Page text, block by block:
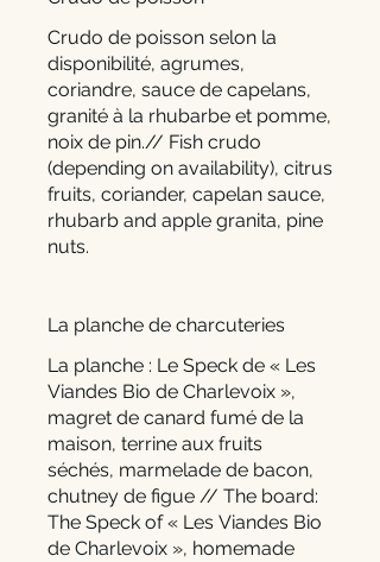
Crudo de poisson selon la
disponibilité, agrumes,
coriandre, sauce de capelans,
granité à la rhubarbe et pomme,
noix de pin.// Fish crudo
(depending on availability), citrus
fruits, coriander, capelan sauce,
rhubarb and apple granita, pine
La planche de charcuteries
La planche : Le Speck de « Les
Viandes Bio de Charlevoix »,
magret de canard fumé de la
maison, terrine aux fruits
séchés, marmelade de bacon,
chutney de figue // The board:
The Speck of « Les Viandes Bio
de Charlevoix », homemade